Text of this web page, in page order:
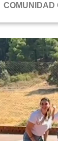
COMUNIDAD